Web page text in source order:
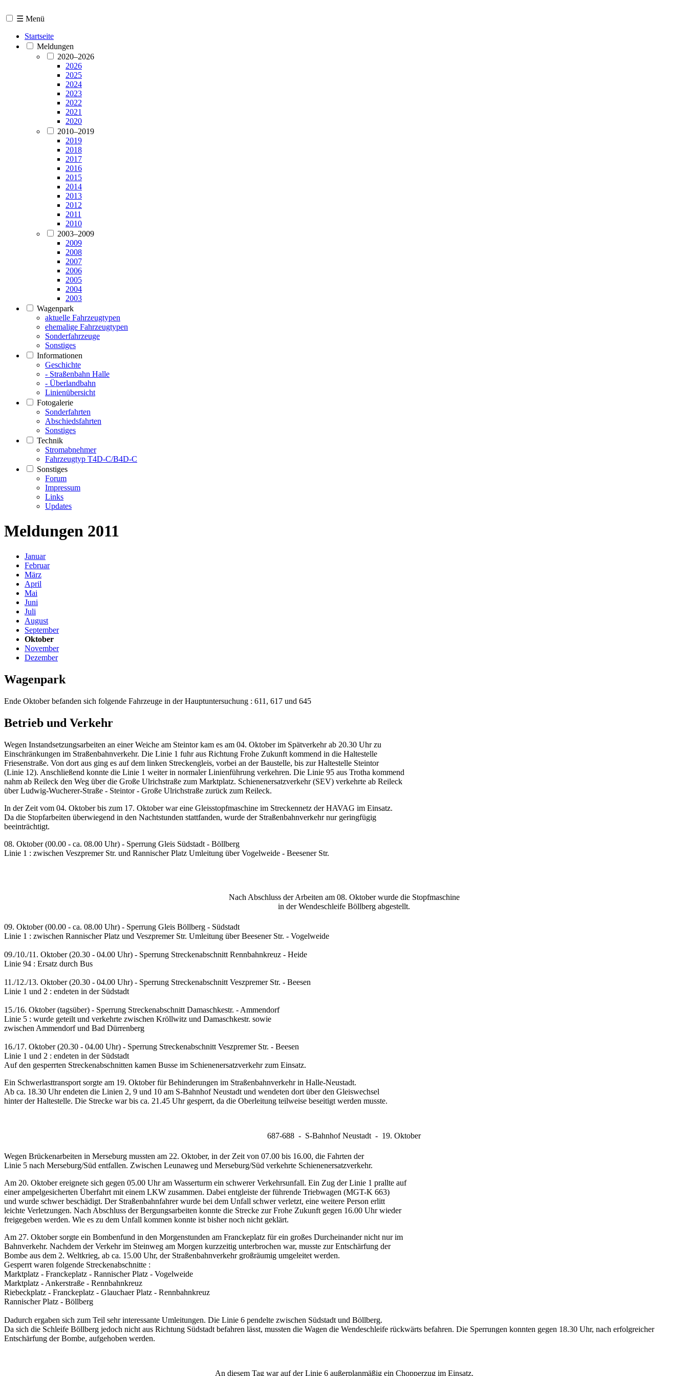
☰ Menü
Startseite
Meldungen
2020–2026
2026
2025
2024
2023
2022
2021
2020
2010–2019
2019
2018
2017
2016
2015
2014
2013
2012
2011
2010
2003–2009
2009
2008
2007
2006
2005
2004
2003
Wagenpark
aktuelle Fahrzeugtypen
ehemalige Fahrzeugtypen
Sonderfahrzeuge
Sonstiges
Informationen
Geschichte
- Straßenbahn Halle
- Überlandbahn
Linienübersicht
Fotogalerie
Sonderfahrten
Abschiedsfahrten
Sonstiges
Technik
Stromabnehmer
Fahrzeugtyp T4D-C/B4D-C
Sonstiges
Forum
Impressum
Links
Updates
Meldungen 2011
Januar
Februar
März
April
Mai
Juni
Juli
August
September
Oktober
November
Dezember
Wagenpark
Ende Oktober befanden sich folgende Fahrzeuge in der Hauptuntersuchung : 611, 617 und 645
Betrieb und Verkehr
Wegen Instandsetzungsarbeiten an einer Weiche am Steintor kam es am 04. Oktober im Spätverkehr ab 20.30 Uhr zu
Einschränkungen im Straßenbahnverkehr. Die Linie 1 fuhr aus Richtung Frohe Zukunft kommend in die Haltestelle
Friesenstraße. Von dort aus ging es auf dem linken Streckengleis, vorbei an der Baustelle, bis zur Haltestelle Steintor
(Linie 12). Anschließend konnte die Linie 1 weiter in normaler Linienführung verkehren. Die Linie 95 aus Trotha kommend
nahm ab Reileck den Weg über die Große Ulrichstraße zum Marktplatz. Schienenersatzverkehr (SEV) verkehrte ab Reileck
über Ludwig-Wucherer-Straße - Steintor - Große Ulrichstraße zurück zum Reileck.
In der Zeit vom 04. Oktober bis zum 17. Oktober war eine Gleisstopfmaschine im Streckennetz der HAVAG im Einsatz.
Da die Stopfarbeiten überwiegend in den Nachtstunden stattfanden, wurde der Straßenbahnverkehr nur geringfügig
beeinträchtigt.
08. Oktober (00.00 - ca. 08.00 Uhr) - Sperrung Gleis Südstadt - Böllberg
Linie 1 : zwischen Veszpremer Str. und Rannischer Platz Umleitung über Vogelweide - Beesener Str.
Nach Abschluss der Arbeiten am 08. Oktober wurde die Stopfmaschine
in der Wendeschleife Böllberg abgestellt.
09. Oktober (00.00 - ca. 08.00 Uhr) - Sperrung Gleis Böllberg - Südstadt
Linie 1 : zwischen Rannischer Platz und Veszpremer Str. Umleitung über Beesener Str. - Vogelweide
09./10./11. Oktober (20.30 - 04.00 Uhr) - Sperrung Streckenabschnitt Rennbahnkreuz - Heide
Linie 94 : Ersatz durch Bus
11./12./13. Oktober (20.30 - 04.00 Uhr) - Sperrung Streckenabschnitt Veszpremer Str. - Beesen
Linie 1 und 2 : endeten in der Südstadt
15./16. Oktober (tagsüber) - Sperrung Streckenabschnitt Damaschkestr. - Ammendorf
Linie 5 : wurde geteilt und verkehrte zwischen Kröllwitz und Damaschkestr. sowie
zwischen Ammendorf und Bad Dürrenberg
16./17. Oktober (20.30 - 04.00 Uhr) - Sperrung Streckenabschnitt Veszpremer Str. - Beesen
Linie 1 und 2 : endeten in der Südstadt
Auf den gesperrten Streckenabschnitten kamen Busse im Schienenersatzverkehr zum Einsatz.
Ein Schwerlasttransport sorgte am 19. Oktober für Behinderungen im Straßenbahnverkehr in Halle-Neustadt.
Ab ca. 18.30 Uhr endeten die Linien 2, 9 und 10 am S-Bahnhof Neustadt und wendeten dort über den Gleiswechsel
hinter der Haltestelle. Die Strecke war bis ca. 21.45 Uhr gesperrt, da die Oberleitung teilweise beseitigt werden musste.
687-688 - S-Bahnhof Neustadt - 19. Oktober
Wegen Brückenarbeiten in Merseburg mussten am 22. Oktober, in der Zeit von 07.00 bis 16.00, die Fahrten der
Linie 5 nach Merseburg/Süd entfallen. Zwischen Leunaweg und Merseburg/Süd verkehrte Schienenersatzverkehr.
Am 20. Oktober ereignete sich gegen 05.00 Uhr am Wasserturm ein schwerer Verkehrsunfall. Ein Zug der Linie 1 prallte auf
einer ampelgesicherten Überfahrt mit einem LKW zusammen. Dabei entgleiste der führende Triebwagen (MGT-K 663)
und wurde schwer beschädigt. Der Straßenbahnfahrer wurde bei dem Unfall schwer verletzt, eine weitere Person erlitt
leichte Verletzungen. Nach Abschluss der Bergungsarbeiten konnte die Strecke zur Frohe Zukunft gegen 16.00 Uhr wieder
freigegeben werden. Wie es zu dem Unfall kommen konnte ist bisher noch nicht geklärt.
Am 27. Oktober sorgte ein Bombenfund in den Morgenstunden am Franckeplatz für ein großes Durcheinander nicht nur im
Bahnverkehr. Nachdem der Verkehr im Steinweg am Morgen kurzzeitig unterbrochen war, musste zur Entschärfung der
Bombe aus dem 2. Weltkrieg, ab ca. 15.00 Uhr, der Straßenbahnverkehr großräumig umgeleitet werden.
Gesperrt waren folgende Streckenabschnitte :
Marktplatz - Franckeplatz - Rannischer Platz - Vogelweide
Marktplatz - Ankerstraße - Rennbahnkreuz
Riebeckplatz - Franckeplatz - Glauchaer Platz - Rennbahnkreuz
Rannischer Platz - Böllberg
Dadurch ergaben sich zum Teil sehr interessante Umleitungen. Die Linie 6 pendelte zwischen Südstadt und Böllberg.
Da sich die Schleife Böllberg jedoch nicht aus Richtung Südstadt befahren lässt, mussten die Wagen die Wendeschleife rückwärts befahren. Die Sperrungen konnten gegen 18.30 Uhr, nach erfolgreicher
Entschärfung der Bombe, aufgehoben werden.
An diesem Tag war auf der Linie 6 außerplanmäßig ein Chopperzug im Einsatz.